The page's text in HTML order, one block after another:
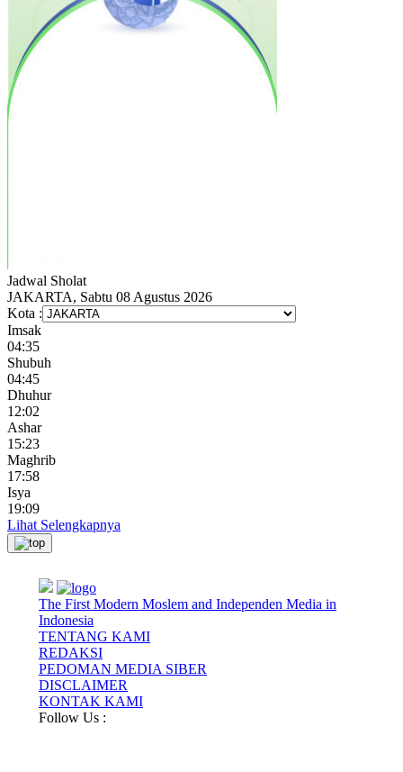
Jadwal Sholat
JAKARTA, Sabtu 08 Agustus 2026
Kota :
Imsak
04:35
Shubuh
04:45
Dhuhur
12:02
Ashar
15:23
Maghrib
17:58
Isya
19:09
Lihat Selengkapnya
The First Modern Moslem and Independen Media in
Indonesia
TENTANG KAMI
REDAKSI
PEDOMAN MEDIA SIBER
DISCLAIMER
KONTAK KAMI
Follow Us :